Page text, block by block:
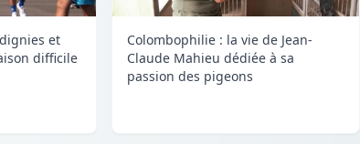
et
difficile
Colombophilie : la vie de Jean-
Claude Mahieu dédiée à sa
passion des pigeons